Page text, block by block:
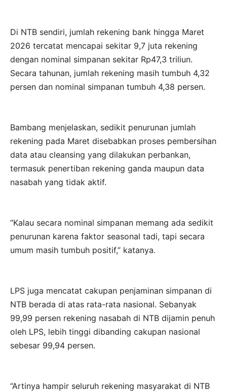
Di NTB sendiri, jumlah rekening bank hingga Maret
2026 tercatat mencapai sekitar 9,7 juta rekening
dengan nominal simpanan sekitar Rp47,3 triliun.
Secara tahunan, jumlah rekening masih tumbuh 4,32
persen dan nominal simpanan tumbuh 4,38 persen.
Bambang menjelaskan, sedikit penurunan jumlah
rekening pada Maret disebabkan proses pembersihan
data atau cleansing yang dilakukan perbankan,
termasuk penertiban rekening ganda maupun data
nasabah yang tidak aktif.
“Kalau secara nominal simpanan memang ada sedikit
penurunan karena faktor seasonal tadi, tapi secara
umum masih tumbuh positif,” katanya.
LPS juga mencatat cakupan penjaminan simpanan di
NTB berada di atas rata-rata nasional. Sebanyak
99,99 persen rekening nasabah di NTB dijamin penuh
oleh LPS, lebih tinggi dibanding cakupan nasional
sebesar 99,94 persen.
“Artinya hampir seluruh rekening masyarakat di NTB